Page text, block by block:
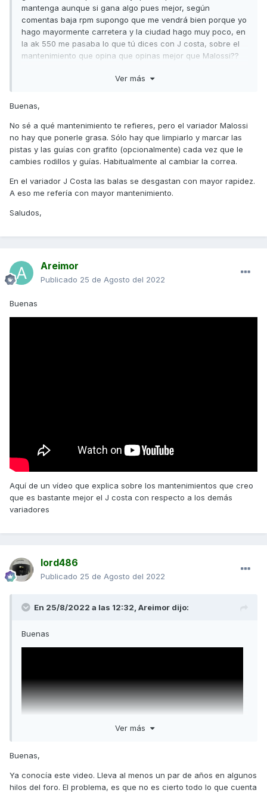
mantenga aunque si gana algo pues mejor, según
comentas baja rpm supongo que me vendrá bien porque yo
hago mayormente carretera y la ciudad hago muy poco, en
la ak 550 me pasaba lo que tú dices con J costa, sobre el
mantenimiento que opina que opinas mejor que Malossi??
Ver más
Buenas,
No sé a qué mantenimiento te refieres, pero el variador Malossi
no hay que ponerle grasa. Sólo hay que limpiarlo y marcar las
pistas y las guías con grafito (opcionalmente) cada vez que le
cambies rodillos y guías. Habitualmente al cambiar la correa.
En el variador J Costa las balas se desgastan con mayor rapidez.
A eso me refería con mayor mantenimiento.
Saludos,
Areimor
Publicado 25 de Agosto del 2022
Buenas
Aquí de un vídeo que explica sobre los mantenimientos que creo
que es bastante mejor el J costa con respecto a los demás
variadores
lord486
Publicado 25 de Agosto del 2022
En 25/8/2022 a las 12:32, Areimor dijo:
Buenas
Ver más
Buenas,
Ya conocía este video. Lleva al menos un par de años en algunos
hilos del foro. El problema, es que no es cierto todo lo que cuenta